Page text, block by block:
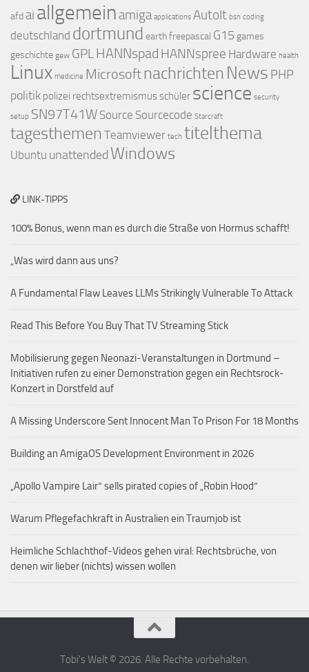
afd ai allgemein amiga applications AutoIt bsn coding
deutschland dortmund earthfreepascal G15 games
geschichte gew GPLHANNspad HANNspree Hardware health
Linux medicine Microsoft nachrichten News PHP
politik polizei rechtsextremismusschüler science security
setup SN97T41W Source Sourcecode Starcraft
tagesthemen Teamviewer tech titelthema
Ubuntu unattended Windows
LINK-TIPPS
100% Bonus, wenn man es durch die Straße von Hormus schafft!
„Was wird dann aus uns?
A Fundamental Flaw Leaves LLMs Strikingly Vulnerable To Attack
Read This Before You Buy That TV Streaming Stick
Mobilisierung gegen Neonazi-Veranstaltungen in Dortmund –
Initiativen rufen zu einer Demonstration gegen ein Rechtsrock-
Konzert in Dorstfeld auf
A Missing Underscore Sent Innocent Man To Prison For 18 Months
Building an AmigaOS Development Environment in 2026
„Apollo Vampire Lair“ sells pirated copies of „Robin Hood“
Warum Pflegefachkraft in Australien ein Traumjob ist
Heimliche Schlachthof-Videos gehen viral: Rechtsbrüche, von
denen wir lieber (nichts) wissen wollen
Tobi's Welt © 2026. Alle Rechte vorbehalten.